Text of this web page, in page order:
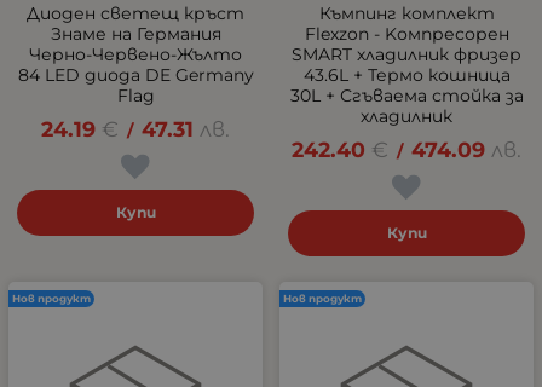
Диоден светещ кръст
Знаме на Германия
Черно-Червено-Жълто
84 LED диода DE Germany
Flag
24.19 € / 47.31 лв.
Купи
Къмпинг комплект
Flexzon - Kомпресорен
SMART хладилник фризер
43.6L + Термо кошница
30L + Сгъваема стойка за
хладилник
242.40 € / 474.09 лв.
Купи
Нов продукт Нов продукт